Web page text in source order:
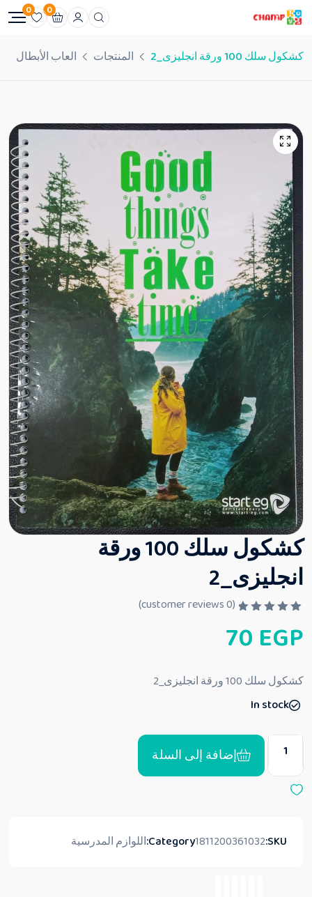
0
0
كشكول سلك 100 ورقة انجليزى_2 المنتجات العاب الأبطال
كشكول سلك 100 ورقة
انجليزى_2
م
ا
ي
م
ن
(
0
70 EGP
كشكول سلك 100 ورقة انجليزى_2
In stock
إضافة إلى السلة
SKU:
1811200361032
Category: اللوازم المدرسية